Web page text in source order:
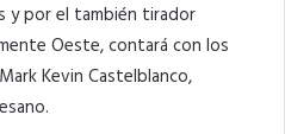
y por el también tirador
Oeste, contará con los
Kevin Castelblanco,